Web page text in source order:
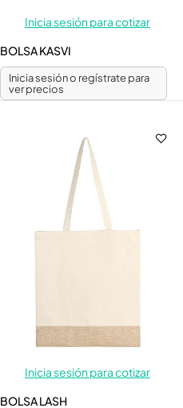
Inicia sesión para cotizar
BOLSA KASVI
Inicia sesión o regístrate para
ver precios
Inicia sesión para cotizar
BOLSA LASH